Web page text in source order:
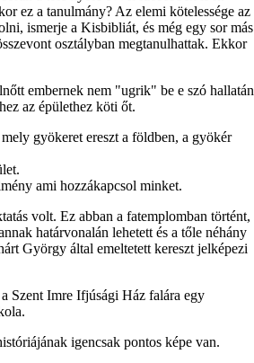
ez a tanulmány? Az elemi kötelessége az
ismerje a Kisbibliát, és még egy sor más
osztályban megtanulhattak. Ekkor
embernek nem "ugrik" be e szó hallatán
az épülethez köti őt.
gyökeret ereszt a földben, a gyökér
ami hozzákapcsol minket.
volt. Ez abban a fatemplomban történt,
határvonalán lehetett és a tőle néhány
György által emeltetett kereszt jelképezi
Szent Imre Ifjúsági Ház falára egy
igencsak pontos képe van.